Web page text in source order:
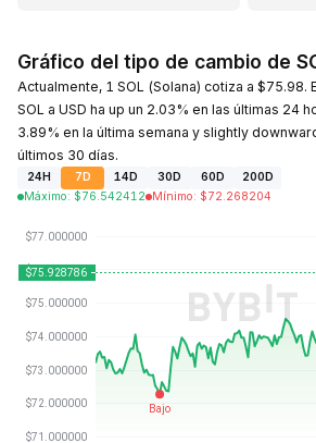
Gráfico del tipo de cambio de
Actualmente, 1 SOL (Solana) cotiza a $75.98.
SOL a USD ha up un 2.03% en las últimas 24
3.89% en la última semana y slightly
últimos 30 días.
24H 7D 14D 30D 60D
200D
Máximo: $76.542412 Mínimo: $72.268204
Última actualización: 2026-08-09, 03:55 GMT+0
Máximo histórico